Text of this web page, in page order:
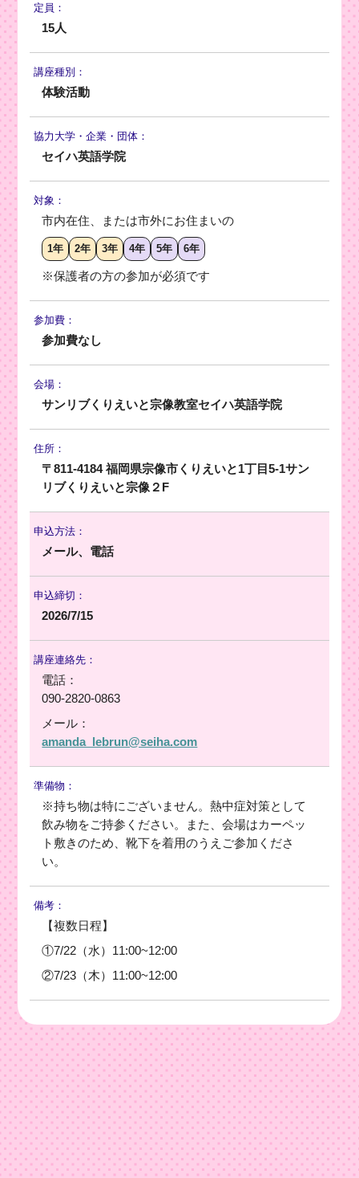
定員：
15人
講座種別：
体験活動
協力大学・企業・団体：
セイハ英語学院
対象：
市内在住、または市外にお住まいの
1年 2年 3年 4年 5年 6年
※保護者の方の参加が必須です
参加費：
参加費なし
会場：
サンリブくりえいと宗像教室セイハ英語学院
住所：
〒811-4184 福岡県宗像市くりえいと1丁目5-1サン
リブくりえいと宗像２F
申込方法：
メール、電話
申込締切：
2026/7/15
講座連絡先：
電話：
090-2820-0863
メール：
amanda_lebrun@seiha.com
準備物：
※持ち物は特にございません。熱中症対策として
飲み物をご持参ください。また、会場はカーペッ
ト敷きのため、靴下を着用のうえご参加くださ
い。
備考：
【複数日程】
①7/22（水）11:00~12:00
②7/23（木）11:00~12:00